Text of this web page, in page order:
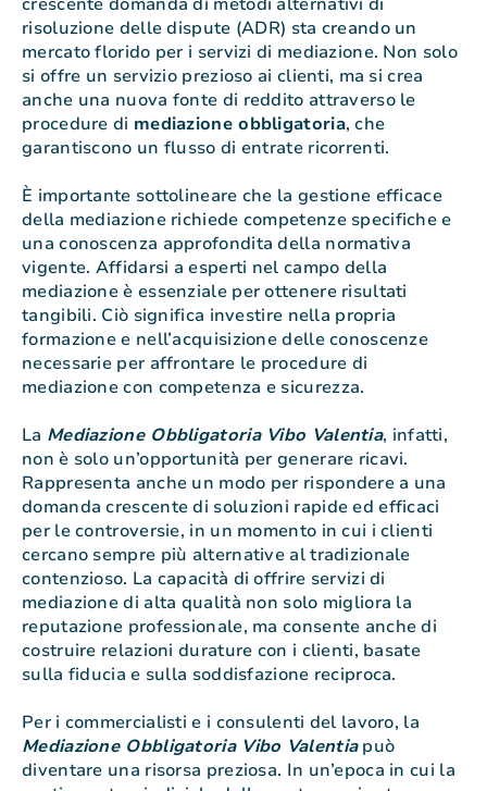
risoluzione delle dispute (ADR) sta creando un
mercato florido per i servizi di mediazione. Non solo
si offre un servizio prezioso ai clienti, ma si crea
anche una nuova fonte di reddito attraverso le
procedure di mediazione obbligatoria, che
garantiscono un flusso di entrate ricorrenti.
È importante sottolineare che la gestione efficace
della mediazione richiede competenze specifiche e
una conoscenza approfondita della normativa
vigente. Affidarsi a esperti nel campo della
mediazione è essenziale per ottenere risultati
tangibili. Ciò significa investire nella propria
formazione e nell’acquisizione delle conoscenze
necessarie per affrontare le procedure di
mediazione con competenza e sicurezza.
La Mediazione Obbligatoria Vibo Valentia, infatti,
non è solo un’opportunità per generare ricavi.
Rappresenta anche un modo per rispondere a una
domanda crescente di soluzioni rapide ed efficaci
per le controversie, in un momento in cui i clienti
cercano sempre più alternative al tradizionale
contenzioso. La capacità di offrire servizi di
mediazione di alta qualità non solo migliora la
reputazione professionale, ma consente anche di
costruire relazioni durature con i clienti, basate
sulla fiducia e sulla soddisfazione reciproca.
Per i commercialisti e i consulenti del lavoro, la
Mediazione Obbligatoria Vibo Valentiapuò
diventare una risorsa preziosa. In un’epoca in cui la